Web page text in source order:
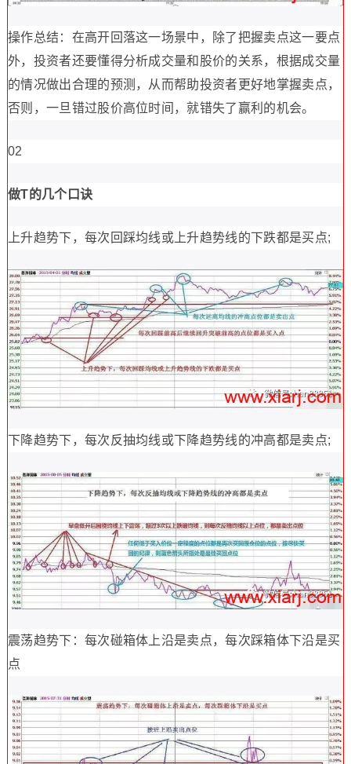
操作总结：在高开回落这一场景中，除了把握卖点这一要点
外，投资者还要懂得分析成交量和股价的关系，根据成交量
的情况做出合理的预测，从而帮助投资者更好地掌握卖点，
否则，一旦错过股价高位时间，就错失了赢利的机会。
02
做T的几个口诀
上升趋势下，每次回踩均线或上升趋势线的下跌都是买点;
下降趋势下，每次反抽均线或下降趋势线的冲高都是卖点;
震荡趋势下：每次碰箱体上沿是卖点，每次踩箱体下沿是买
点